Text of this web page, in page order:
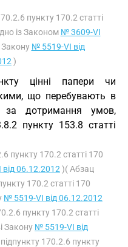
пункту 170.2 статті
із Законом № 3609-VI
Закону № 5519-VI від
)
цінні папери чи
що перебувають в
за дотримання умов,
пункту 153.8 статті
пункту 170.2 статті 170
06.12.2012 )( Абзац
170.2 статті 170
№ 5519-VI від 06.12.2012
пункту 170.2 статті
Закону № 5519-VI від
170.2.6 пункту